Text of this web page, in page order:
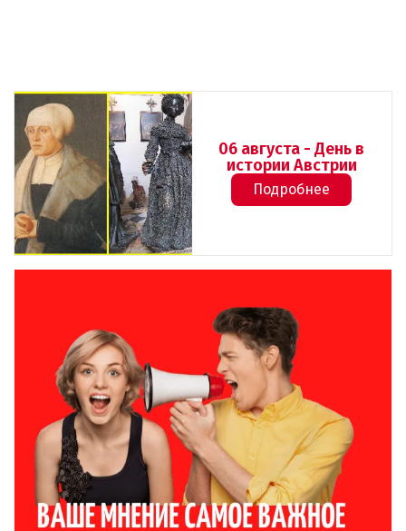
06 августа - День в
истории Австрии
Подробнее